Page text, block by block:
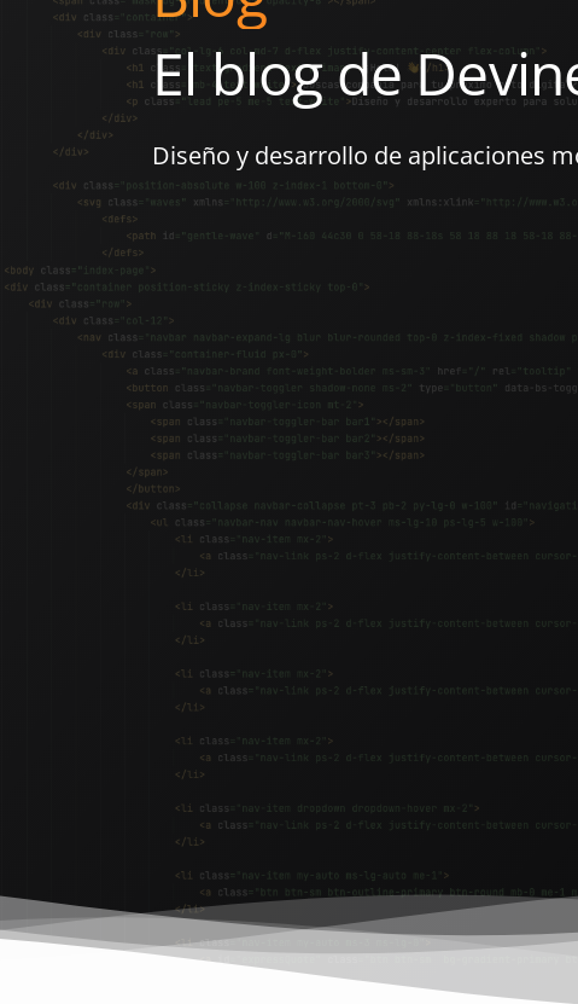
El blog de
Diseño y desarrollo de aplicaciones